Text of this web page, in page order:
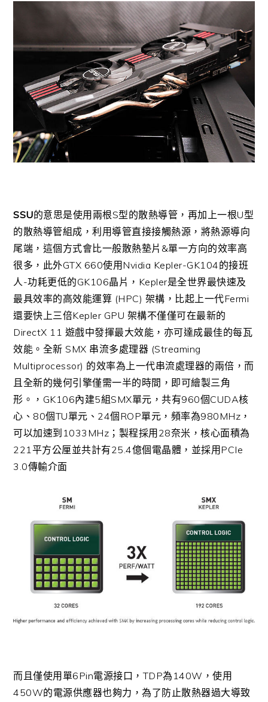
SSU的意思是使用兩根S型的散熱導管，再加上一根U型
的散熱導管組成，利用導管直接接觸熱源，將熱源導向
尾端，這個方式會比一般散熱墊片&單一方向的效率高
很多，此外GTX 660使用Nvidia Kepler-GK104的接班
人-功耗更低的GK106晶片，Kepler是全世界最快速及
最具效率的高效能運算 (HPC) 架構，比起上一代Fermi
還要快上三倍Kepler GPU 架構不僅僅可在最新的
DirectX 11 遊戲中發揮最大效能，亦可達成最佳的每瓦
效能。全新 SMX 串流多處理器 (Streaming
Multiprocessor) 的效率為上一代串流處理器的兩倍，而
且全新的幾何引擎僅需一半的時間，即可繪製三角
形。 ， GK106內建5組SMX單元，共有960個CUDA核
心、80個TU單元、24個ROP單元，頻率為980MHz，
可以加速到1033MHz；製程採用28奈米，核心面積為
221平方公厘並共計有25.4億個電晶體，並採用PCIe
3.0傳輸介面
而且僅使用單6Pin電源接口，TDP為140W，使用
450W的電源供應器也夠力，為了防止散熱器過大導致